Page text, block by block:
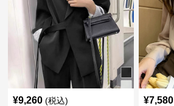
¥9,260 (税込) ¥7,580